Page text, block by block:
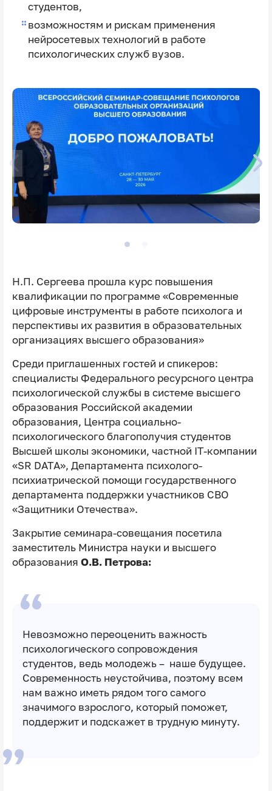
студентов,
возможностям и рискам применения
нейросетевых технологий в работе
психологических служб вузов.
Н.П. Сергеева прошла курс повышения
квалификации по программе «Современные
цифровые инструменты в работе психолога и
перспективы их развития в образовательных
организациях высшего образования»
Среди приглашенных гостей и спикеров:
специалисты Федерального ресурсного центра
психологической службы в системе высшего
образования Российской академии
образования, Центра социально-
психологического благополучия студентов
Высшей школы экономики, частной IT-компании
«SR DATA», Департамента психолого-
психиатрической помощи государственного
департамента поддержки участников СВО
«Защитники Отечества».
Закрытие семинара-совещания посетила
заместитель Министра науки и высшего
образования О.В. Петрова:
Невозможно переоценить важность
психологического сопровождения
студентов, ведь молодежь – наше будущее.
Современность неустойчива, поэтому всем
нам важно иметь рядом того самого
значимого взрослого, который поможет,
поддержит и подскажет в трудную минуту.